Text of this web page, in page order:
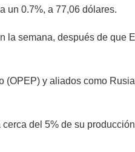
un 0.7%, a 77,06 dólares.
la semana, después de que
y aliados como
del 5% de su